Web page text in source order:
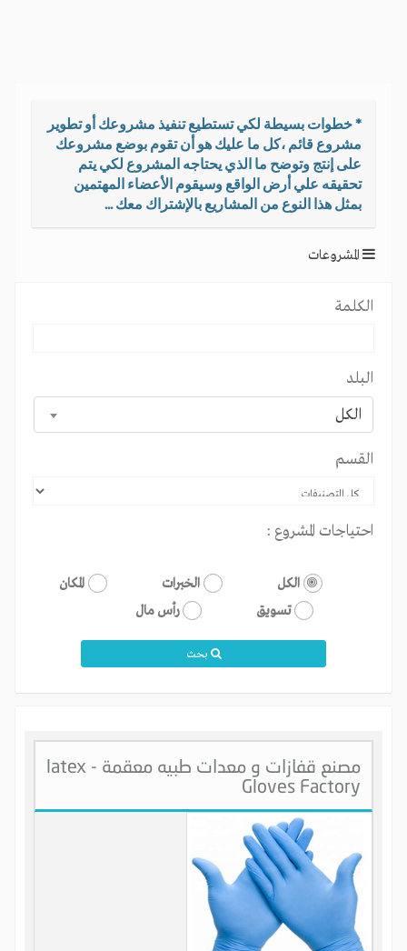
n
* خطوات بسيطة لكي تستطيع تنفيذ مشروعك أو تطوير
مشروع قائم ،كل ما عليك هو أن تقوم بوضع مشروعك
على إنتج وتوضح ما الذي يحتاجه المشروع لكي يتم
تحقيقه علي أرض الواقع وسيقوم الأعضاء المهتمين
بمثل هذا النوع من المشاريع بالإشتراك معك ...
المشروعات
الكلمة
البلد
الكل
القسم
احتياجات المشروع :
الكل الخبرات
المكان
تسويق
رأس مال
مصنع قفازات و معدات طبيه معقمة - latex
Gloves Factory